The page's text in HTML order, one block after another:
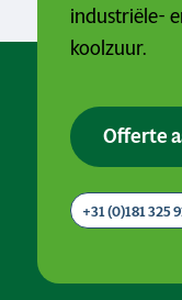
industriële-
koolzuur.
Offerte
+31 (0)181 325